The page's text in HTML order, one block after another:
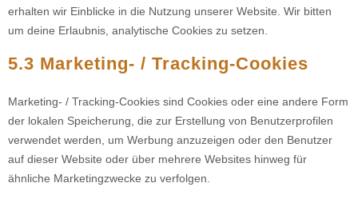
erhalten wir Einblicke in die Nutzung unserer Website. Wir bitten
um deine Erlaubnis, analytische Cookies zu setzen.
5.3 Marketing- / Tracking-Cookies
Marketing- / Tracking-Cookies sind Cookies oder eine andere Form
der lokalen Speicherung, die zur Erstellung von Benutzerprofilen
verwendet werden, um Werbung anzuzeigen oder den Benutzer
auf dieser Website oder über mehrere Websites hinweg für
ähnliche Marketingzwecke zu verfolgen.